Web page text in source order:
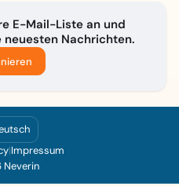
E-Mail-Liste an und
neuesten Nachrichten.
|Impressum